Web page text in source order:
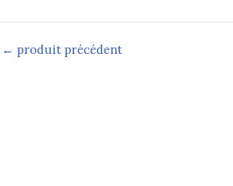
← produit précédent